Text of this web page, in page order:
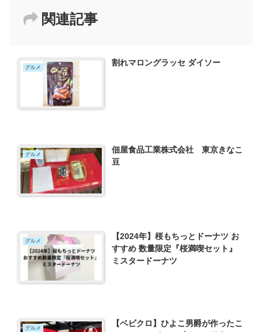
関連記事
グルメ 割れマロングラッセ ダイソー
グルメ
佃屋食品工業株式会社 東京きなこ
豆
グルメ
【2024年】桜もちっとドーナツ お
すすめ 数量限定『桜満喫セット』
ミスタードーナツ
グルメ
【ベビクロ】ひよこ男爵が作ったこ